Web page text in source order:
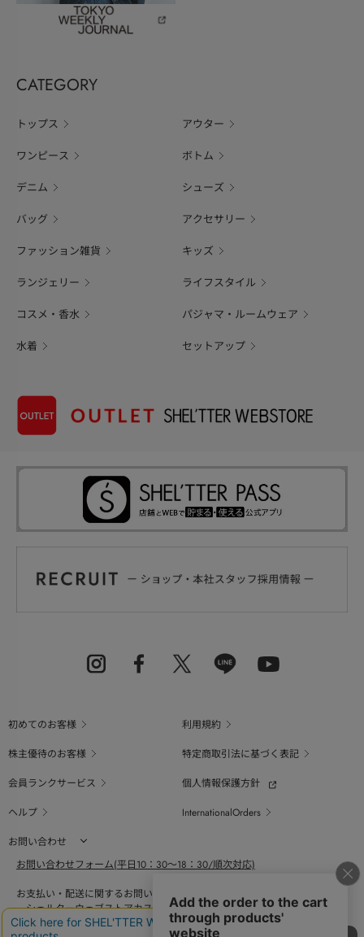
CATEGORY
トップス アウター
ワンピース ボトム
デニム シューズ
バッグ アクセサリー
ファッション雑貨 キッズ
ランジェリー ライフスタイル
コスメ・香水 パジャマ・ルームウェア
水着 セットアップ
初めてのお客様
利用規約
株主優待のお客様
特定商取引法に基づく表記
会員ランクサービス
個人情報保護方針
ヘルプ
InternationalOrders
お問い合わせ
お問い合わせフォーム(平日10：30～18：30/順次対応)
お支払い・配送に関するお問い合わせ（平日10：30～18：00）
シェルターウェブストアカスタマーセンター
0800-123-6820